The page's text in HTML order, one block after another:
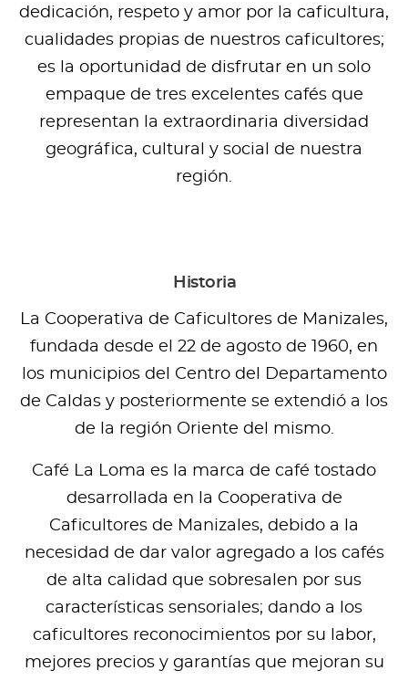
dedicación, respeto y amor por la caficultura,
cualidades propias de nuestros caficultores;
es la oportunidad de disfrutar en un solo
empaque de tres excelentes cafés que
representan la extraordinaria diversidad
geográfica, cultural y social de nuestra
región.
Historia
La Cooperativa de Caficultores de Manizales,
fundada desde el 22 de agosto de 1960, en
los municipios del Centro del Departamento
de Caldas y posteriormente se extendió a los
de la región Oriente del mismo.
Café La Loma es la marca de café tostado
desarrollada en la Cooperativa de
Caficultores de Manizales, debido a la
necesidad de dar valor agregado a los cafés
de alta calidad que sobresalen por sus
características sensoriales; dando a los
caficultores reconocimientos por su labor,
mejores precios y garantías que mejoran su